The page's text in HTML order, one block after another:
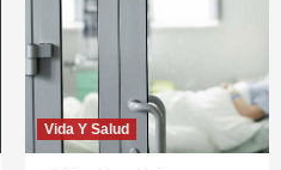
Vida Y Salud